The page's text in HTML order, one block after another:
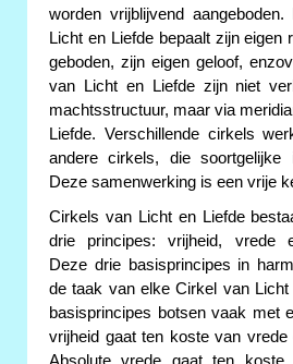
worden vrijblijvend
Licht en Liefde bepaalt zijn eigen
geboden, zijn eigen geloof,
van Licht en Liefde zijn niet
machtsstructuur, maar via
Liefde. Verschillende cirkels
andere cirkels, die soortgelijke
Deze samenwerking is een vrije
Cirkels van Licht en Liefde
drie principes: vrijheid, vrede
Deze drie basisprincipes in
de taak van elke Cirkel van
basisprincipes botsen vaak met
vrijheid gaat ten koste van vrede
Absolute vrede gaat ten